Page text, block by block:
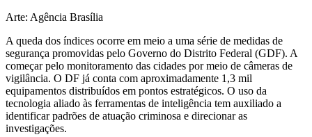
Arte: Agência Brasília
A queda dos índices ocorre em meio a uma série de medidas de
segurança promovidas pelo Governo do Distrito Federal (GDF). A
começar pelo monitoramento das cidades por meio de câmeras de
vigilância. O DF já conta com aproximadamente 1,3 mil
equipamentos distribuídos em pontos estratégicos. O uso da
tecnologia aliado às ferramentas de inteligência tem auxiliado a
identificar padrões de atuação criminosa e direcionar as
investigações.